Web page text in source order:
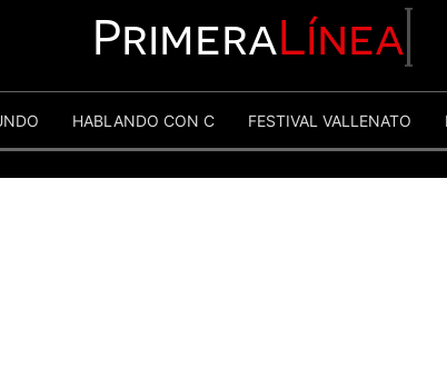
PrimeraLínea
HABLANDO CON C FESTIVAL VALLENATO